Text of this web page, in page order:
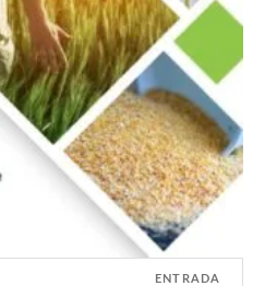
ENTRADA